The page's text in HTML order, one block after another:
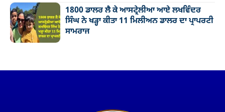
1800 ਡਾਲਰ ਲੈ ਕੇ ਆਸਟ੍ਰੇਲੀਆ ਆਏ ਲਖਵਿੰਦਰ
ਸਿੰਘ ਨੇ ਖੜ੍ਹਾ ਕੀਤਾ 11 ਮਿਲੀਅਨ ਡਾਲਰ ਦਾ ਪ੍ਰਾਪਰਟੀ
ਸਾਮਰਾਜ